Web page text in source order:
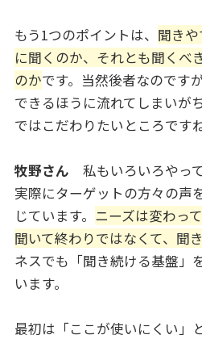
もう1つのポイントは、 聞き
に聞くのか、それとも聞くべ
のかです。当然後者なのです
できるほうに流れてしまいが
ではこだわりたいところですね
牧野さん 私もいろいろやっ
実際にターゲットの方々の声
じています。 ニーズは変わっ
聞いて終わりではなくて、聞
ネスでも「聞き続ける基盤」
います。
最初は「ここが使いにくい」